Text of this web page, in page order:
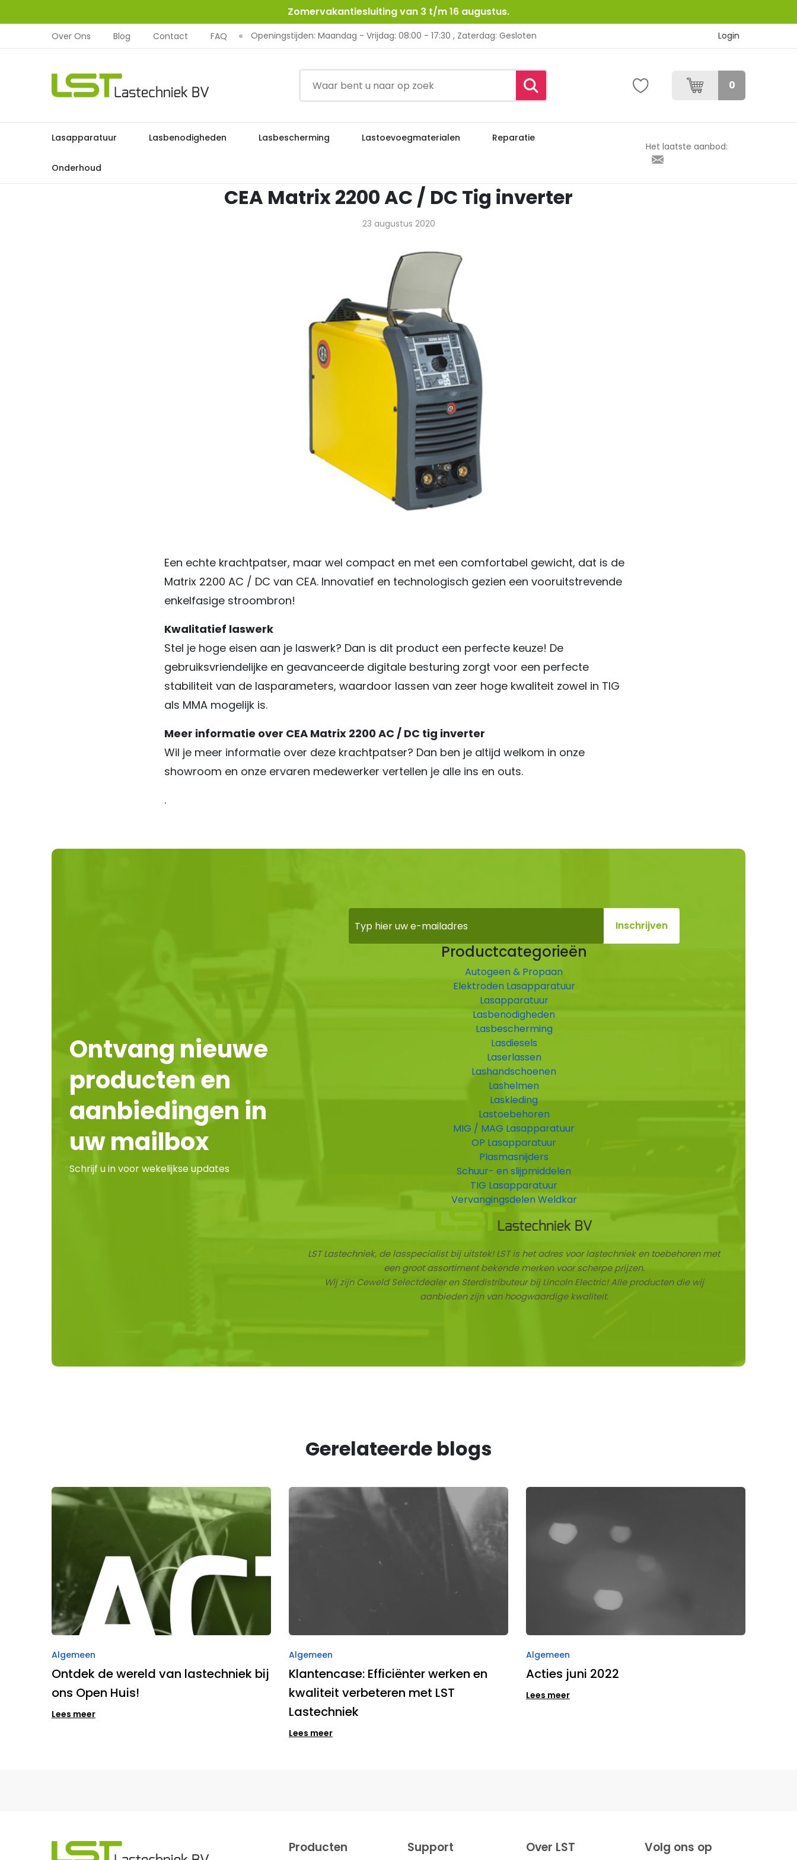
Zomervakantiesluiting van 3 t/m 16 augustus.
Over Ons Blog Contact FAQ Openingstijden: Maandag - Vrijdag: 08:00 - 17:30 , Zaterdag: Gesloten Login
0
Lasapparatuur Lasbenodigheden Lasbescherming Lastoevoegmaterialen Reparatie
Onderhoud
Het laatste aanbod:
CEA Matrix 2200 AC / DC Tig inverter
23 augustus 2020
Een echte krachtpatser, maar wel compact en met een comfortabel gewicht, dat is de
Matrix 2200 AC / DC van CEA. Innovatief en technologisch gezien een vooruitstrevende
enkelfasige stroombron!
Kwalitatief laswerk
Stel je hoge eisen aan je laswerk? Dan is dit product een perfecte keuze! De
gebruiksvriendelijke en geavanceerde digitale besturing zorgt voor een perfecte
stabiliteit van de lasparameters, waardoor lassen van zeer hoge kwaliteit zowel in TIG
als MMA mogelijk is.
Meer informatie over CEA Matrix 2200 AC / DC tig inverter
Wil je meer informatie over deze krachtpatser? Dan ben je altijd welkom in onze
showroom en onze ervaren medewerker vertellen je alle ins en outs.
.
Ontvang nieuwe
producten en
aanbiedingen in
uw mailbox
Schrijf u in voor wekelijkse updates
Productcategorieën
Autogeen & Propaan
Elektroden Lasapparatuur
Lasapparatuur
Lasbenodigheden
Lasbescherming
Lasdiesels
Laserlassen
Lashandschoenen
Lashelmen
Laskleding
Lastoebehoren
MIG / MAG Lasapparatuur
OP Lasapparatuur
Plasmasnijders
Schuur- en slijpmiddelen
TIG Lasapparatuur
Vervangingsdelen Weldkar
LST Lastechniek, de lasspecialist bij uitstek! LST is het adres voor lastechniek en toebehoren met
een groot assortiment bekende merken voor scherpe prijzen.
Wij zijn Ceweld Selectdealer en Sterdistributeur bij Lincoln Electric! Alle producten die wij
aanbieden zijn van hoogwaardige kwaliteit.
Gerelateerde blogs
Algemeen
Ontdek de wereld van lastechniek bij
ons Open Huis!
Lees meer
Algemeen
Klantencase: Efficiënter werken en
kwaliteit verbeteren met LST
Lastechniek
Lees meer
Algemeen
Acties juni 2022
Lees meer
Producten Support Over LST Volg ons op